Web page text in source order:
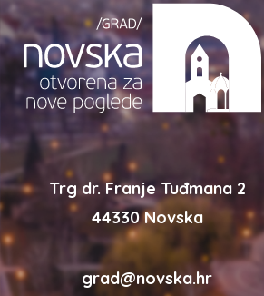
Trg dr. Franje Tuđmana 2
44330 Novska
grad@novska.hr